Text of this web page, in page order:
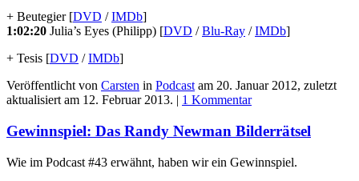
+ Beutegier [DVD /IMDb]
1:02:20 Julia’s Eyes (Philipp) [DVD /Blu-Ray /IMDb]
+ Tesis [DVD /IMDb]
Veröffentlicht von Carsten in Podcastam 20. Januar 2012, zuletzt
aktualisiert am 12. Februar 2013. | 1 Kommentar
Gewinnspiel: Das Randy Newman Bilderrätsel
Wie im Podcast #43 erwähnt, haben wir ein Gewinnspiel.